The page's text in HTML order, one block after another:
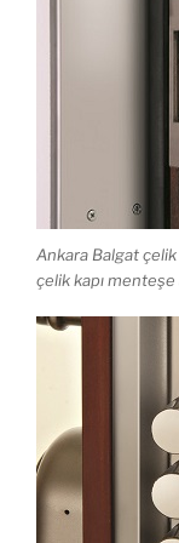
Ankara Balgat
çelik kapı menteşe